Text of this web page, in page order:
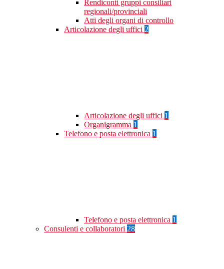
Rendiconti gruppi consiliari
regionali/provinciali
Atti degli organi di controllo
Articolazione degli uffici 2
Articolazione degli uffici 1
Organigramma 1
Telefono e posta elettronica 1
Telefono e posta elettronica 1
Consulenti e collaboratori 28